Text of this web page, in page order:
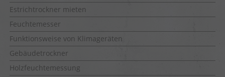
Estrichtrockner mieten
Feuchtemesser
Funktionsweise von Klimageräten
Gebäudetrockner
Holzfeuchtemessung